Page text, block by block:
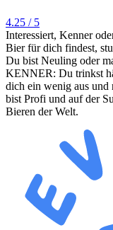
4.25 / 5
Interessiert, Kenner
Bier für dich findest,
Du bist Neuling oder
KENNER: Du trinkst
dich ein wenig aus
bist Profi und auf der
Bieren der Welt.